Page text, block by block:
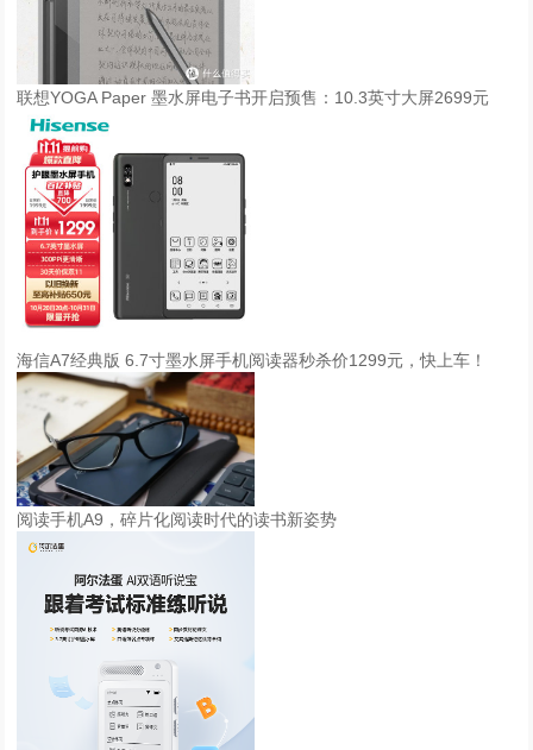
联想YOGA Paper 墨水屏电子书开启预售：10.3英寸大屏2699元
海信A7经典版 6.7寸墨水屏手机阅读器秒杀价1299元，快上车！
阅读手机A9，碎片化阅读时代的读书新姿势